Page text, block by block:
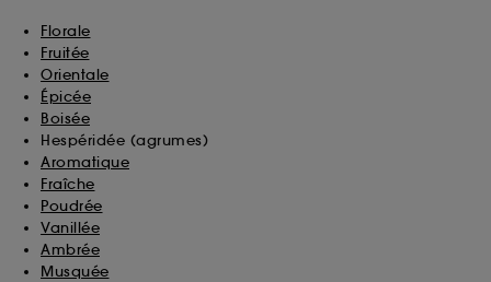
Florale
Fruitée
Orientale
Épicée
Boisée
Hespéridée (agrumes)
Aromatique
Fraîche
Poudrée
Vanillée
Ambrée
Musquée